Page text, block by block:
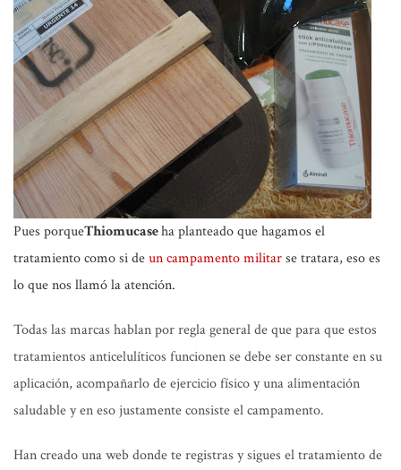
Pues porqueThiomucaseha planteado que hagamos el
tratamiento comosi deun campamento militarse tratara, eso es
lo que nos llamó la atención.
Todas las marcas hablan por regla general de que para que estos
tratamientos anticelulíticos funcionen se debe ser constante en su
aplicación, acompañarlo de ejercicio físico y una alimentación
saludable yen esojustamente consiste el campamento.
Han creado una web donde te registras y sigues el tratamiento de